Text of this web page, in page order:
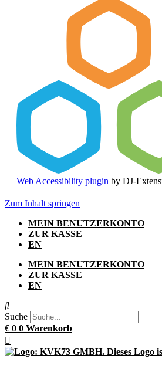
Web Accessibility plugin by DJ-
Zum Inhalt springen
MEIN BENUTZERKONTO
ZUR KASSE
EN
MEIN BENUTZERKONTO
ZUR KASSE
EN
Suche
€ 0 0 Warenkorb